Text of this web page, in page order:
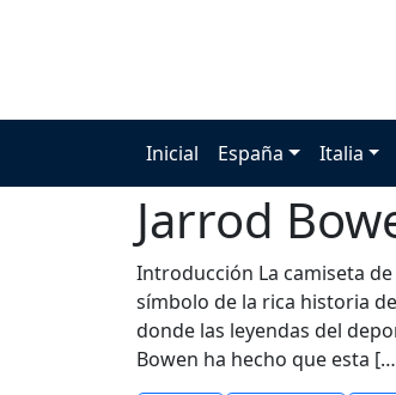
Inicial España Italia
Jarrod
Introducción La camiseta
símbolo de la rica historia
donde las leyendas del
Bowen ha hecho que esta